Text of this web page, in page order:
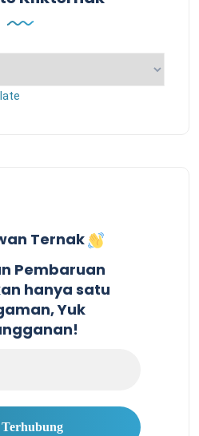
Ternak
Pembaruan
hanya satu
Yuk